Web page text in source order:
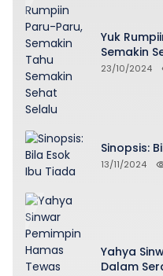
Yuk
Semakin
23/10/2024
Sinopsis:
13/11/2024
Yahya
Dalam